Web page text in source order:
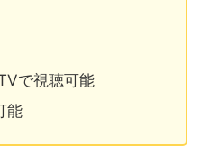
で視聴可能
能